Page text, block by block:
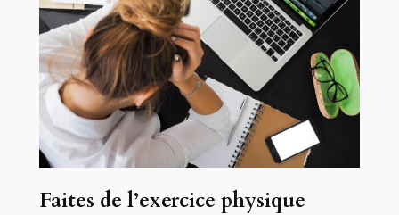
Faites de l’exercice physique